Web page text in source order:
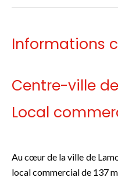
Informations
Centre-ville
Local
Au cœur de la ville de
local commercial de 137